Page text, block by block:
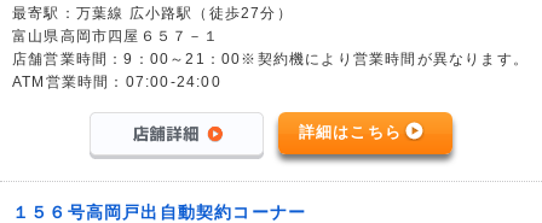
最寄駅：万葉線 広小路駅（徒歩27分）
富山県高岡市四屋６５７－１
店舗営業時間：9：00～21：00※契約機により営業時間が異なります。
ATM営業時間：07:00-24:00
詳細はこちら
１５６号高岡戸出自動契約コーナー